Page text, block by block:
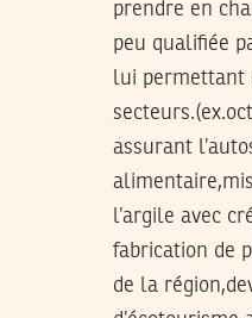
prendre en
peu qualifiée
lui permettant
assurant
l’argile avec
fabrication de
de la